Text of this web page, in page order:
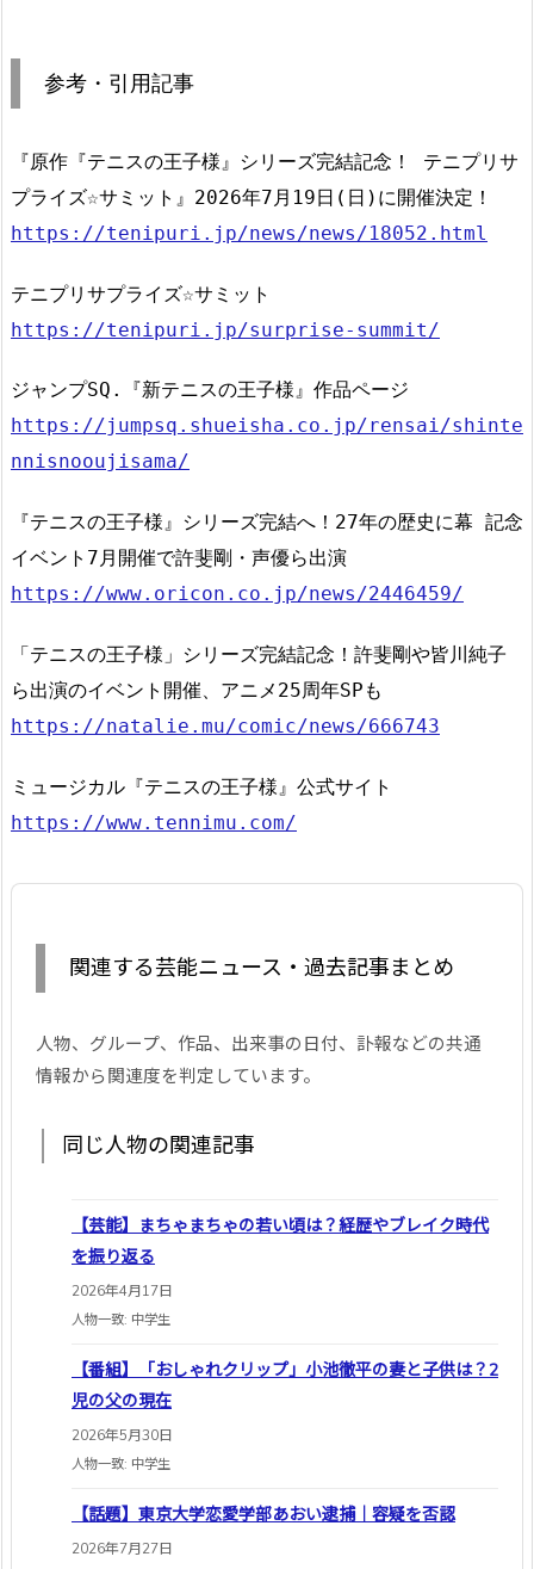
参考・引用記事
『原作『テニスの王子様』シリーズ完結記念！ テニプリサ
プライズ☆サミット』2026年7月19日(日)に開催決定！
https://tenipuri.jp/news/news/18052.html
テニプリサプライズ☆サミット
https://tenipuri.jp/surprise-summit/
ジャンプSQ.『新テニスの王子様』作品ページ
https://jumpsq.shueisha.co.jp/rensai/shinte
nnisnooujisama/
『テニスの王子様』シリーズ完結へ！27年の歴史に幕 記念
イベント7月開催で許斐剛・声優ら出演
https://www.oricon.co.jp/news/2446459/
「テニスの王子様」シリーズ完結記念！許斐剛や皆川純子
ら出演のイベント開催、アニメ25周年SPも
https://natalie.mu/comic/news/666743
ミュージカル『テニスの王子様』公式サイト
https://www.tennimu.com/
関連する芸能ニュース・過去記事まとめ
人物、グループ、作品、出来事の日付、訃報などの共通
情報から関連度を判定しています。
同じ人物の関連記事
【芸能】まちゃまちゃの若い頃は？経歴やブレイク時代
を振り返る
2026年4月17日
人物一致: 中学生
【番組】「おしゃれクリップ」小池徹平の妻と子供は？2
児の父の現在
2026年5月30日
人物一致: 中学生
【話題】東京大学恋愛学部あおい逮捕｜容疑を否認
2026年7月27日